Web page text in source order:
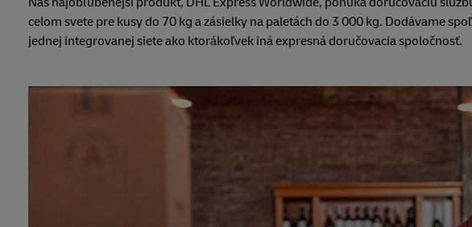
celom svete pre kusy do 70 kg a zásielky na paletách do 3 000 kg. Dodávame
jednej integrovanej siete ako ktorákoľvek iná expresná doručovacia spoločnosť.